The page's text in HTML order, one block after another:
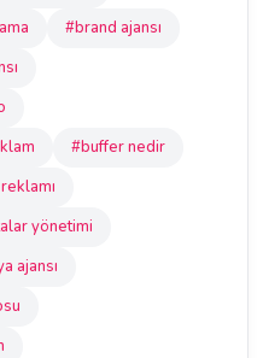
#brand ajansı
#buffer nedir
yönetimi
ajansı